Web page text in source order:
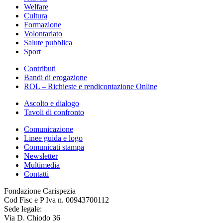
Welfare
Cultura
Formazione
Volontariato
Salute pubblica
Sport
Contributi
Bandi di erogazione
ROL – Richieste e rendicontazione Online
Ascolto e dialogo
Tavoli di confronto
Comunicazione
Linee guida e logo
Comunicati stampa
Newsletter
Multimedia
Contatti
Fondazione Carispezia
Cod Fisc e P Iva n. 00943700112
Sede legale:
Via D. Chiodo 36